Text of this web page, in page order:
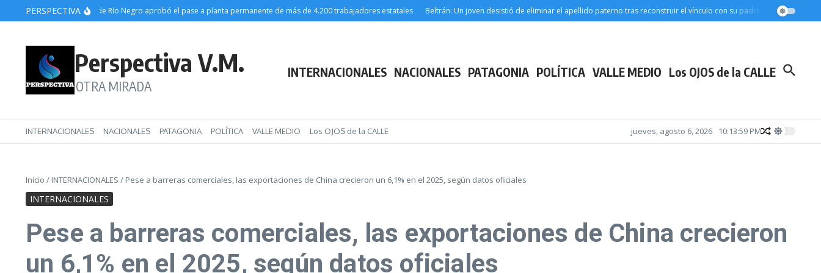
Saltar al contenido
PERSPECTIVA
La Legislatura de Río Negro aprobó el pase a planta permanente de más de 4.200 trabajadores estatales Beltrán: Un joven desistió de eliminar el apellido paterno tras reconstruir el vínculo con su padre Marcha de
Perspectiva V.M.
OTRA MIRADA
INTERNACIONALES NACIONALES PATAGONIA POLÍTICA VALLE MEDIO Los OJOS de la CALLE
INTERNACIONALES NACIONALES PATAGONIA POLÍTICA VALLE MEDIO Los OJOS de la CALLE jueves, agosto 6, 2026 10:14:00 PM
Inicio / INTERNACIONALES / Pese a barreras comerciales, las exportaciones de China crecieron un 6,1% en el 2025, según datos oficiales
INTERNACIONALES
Pese a barreras comerciales, las exportaciones de China crecieron
un 6,1% en el 2025, según datos oficiales